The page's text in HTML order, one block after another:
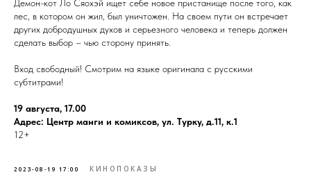
Демон-кот Ло Сяохэй ищет себе новое пристанище после того, как
лес, в котором он жил, был уничтожен. На своем пути он встречает
других добродушных духов и серьезного человека и теперь должен
сделать выбор – чью сторону принять.
Вход свободный! Смотрим на языке оригинала с русскими
субтитрами!
19 августа, 17.00
Адрес: Центр манги и комиксов, ул. Турку, д.11, к.1
12+
2023-08-19 17:00 КИНОПОКАЗЫ